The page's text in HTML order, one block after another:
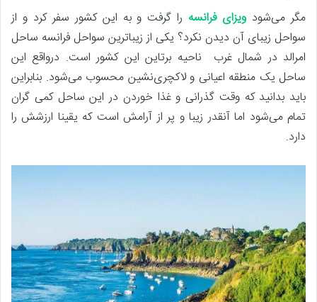
مگر می‌شود ویزای فرانسه را گرفت و به این کشور سفر کرد و از
سواحل زیبای آن دیدن نکرد؟ یکی از زیباترین سواحل فرانسه ساحل
امرالد در شمال غرب ناحیه برتاین این کشور است. درواقع این
ساحل یک منطقه اعیانی و لاکچری‌نشین محسوب می‌شود. بنابراین
باید بدانید که وقت گذرانی و غذا خوردن در این ساحل کمی گران
تمام می‌شود اما آنقدر زیبا و پر از آرامش است که یقینا ارزشش را
دارد.